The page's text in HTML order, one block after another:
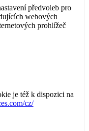
předvoleb pro
webových
prohlížeč
je též k dispozici na
cz/